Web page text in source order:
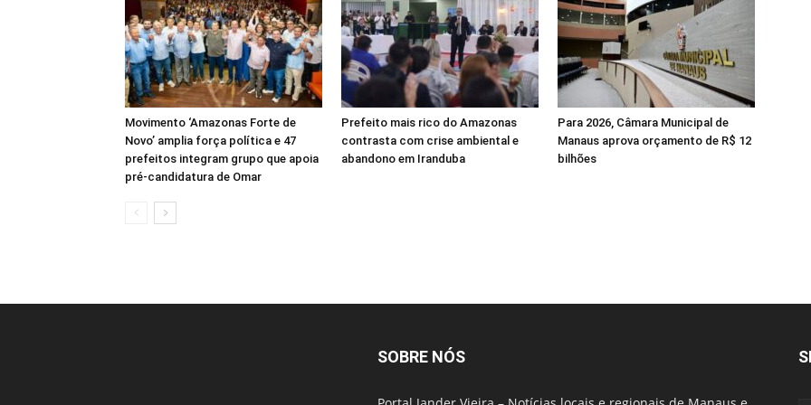
Movimento ‘Amazonas Forte de
Novo’ amplia força política e 47
prefeitos integram grupo que apoia
pré-candidatura de Omar
Prefeito mais rico do Amazonas
contrasta com crise ambiental e
abandono em Iranduba
Para 2026, Câmara Municipal de
Manaus aprova orçamento de R$ 12
bilhões
SOBRE NÓS